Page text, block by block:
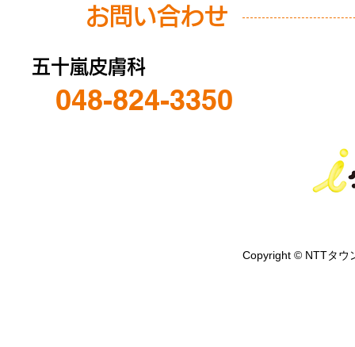
お問い合わせ
五十嵐皮膚科
048-824-3350
Copyright © NTTタウ